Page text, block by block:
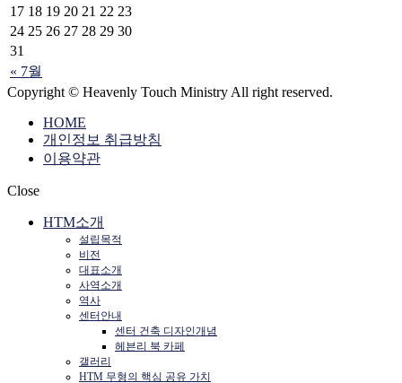
« 7월
17 18 19 20 21 22 23
24 25 26 27 28 29 30
31
Copyright © Heavenly Touch Ministry All right reserved.
HOME
개인정보 취급방침
이용약관
Close
HTM소개
설립목적
비전
대표소개
사역소개
역사
센터안내
센터 건축 디자인개념
헤븐리 북 카페
갤러리
HTM 무형의 핵심 공유 가치